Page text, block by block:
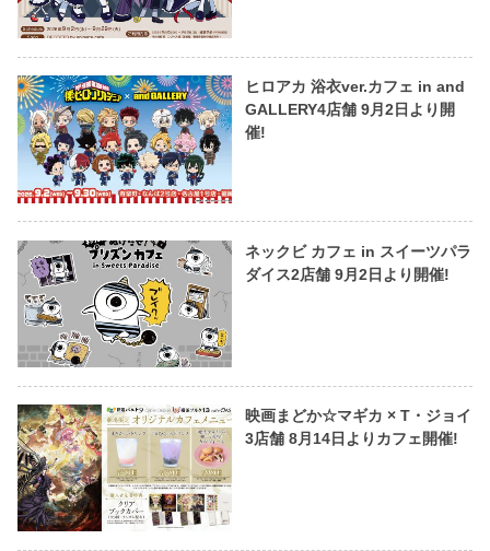
ヒロアカ 浴衣ver.カフェ in and
GALLERY4店舗 9月2日より開
催!
ネックビ カフェ in スイーツパラ
ダイス2店舗 9月2日より開催!
映画まどか☆マギカ × T・ジョイ
3店舗 8月14日よりカフェ開催!